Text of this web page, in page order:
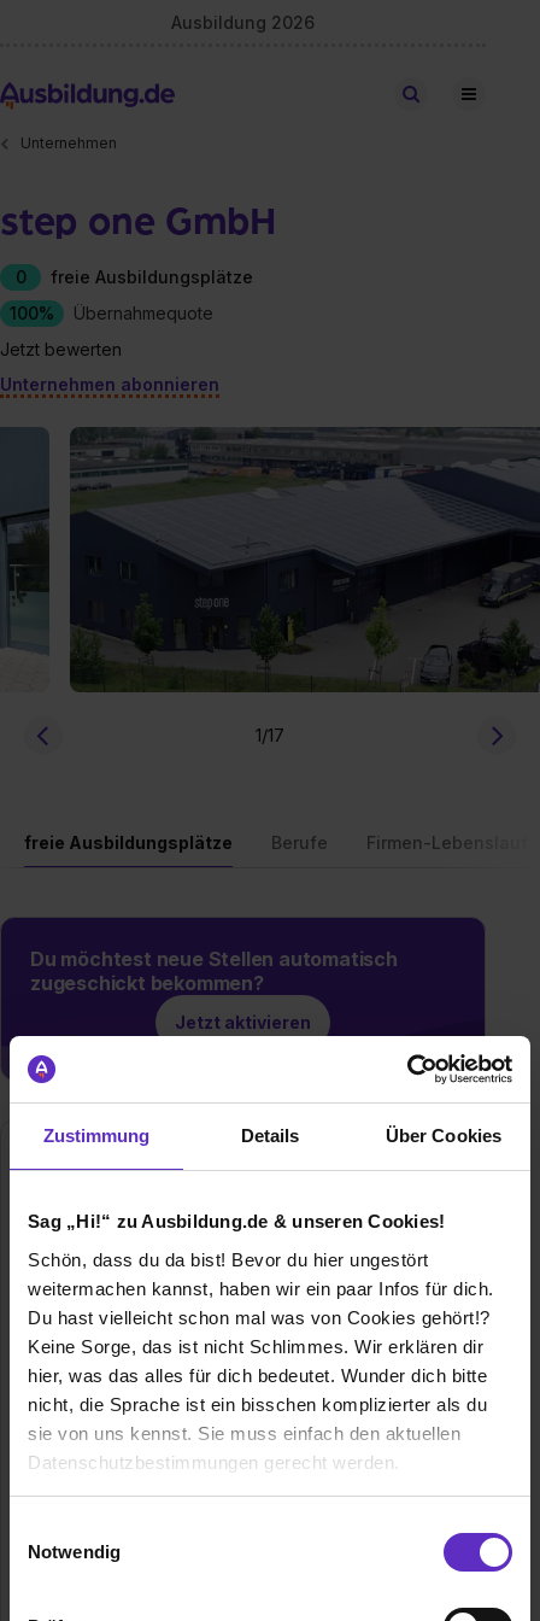
Zustimmung Details Über Cookies
Sag „Hi!“ zu Ausbildung.de & unseren Cookies!
Schön, dass du da bist! Bevor du hier ungestört
weitermachen kannst, haben wir ein paar Infos für dich.
Du hast vielleicht schon mal was von Cookies gehört!?
Keine Sorge, das ist nicht Schlimmes. Wir erklären dir
hier, was das alles für dich bedeutet. Wunder dich bitte
nicht, die Sprache ist ein bisschen komplizierter als du
sie von uns kennst. Sie muss einfach den aktuellen
Datenschutzbestimmungen gerecht werden.
Notwendig
Ausbildung 2026
Stellen finden
Unternehmen
step one GmbH
0
freie Ausbildungsplätze
100%
Übernahmequote
Jetzt bewerten
Unternehmen abonnieren
1/17
freie Ausbildungsplätze Berufe Firmen-Lebenslauf
Du möchtest neue Stellen automatisch
zugeschickt bekommen?
Jetzt aktivieren
step one GmbH
Albert-Einstein-Ring 6
25451 Quickborn
04106 76588-23
E-Mail anzeigen
40